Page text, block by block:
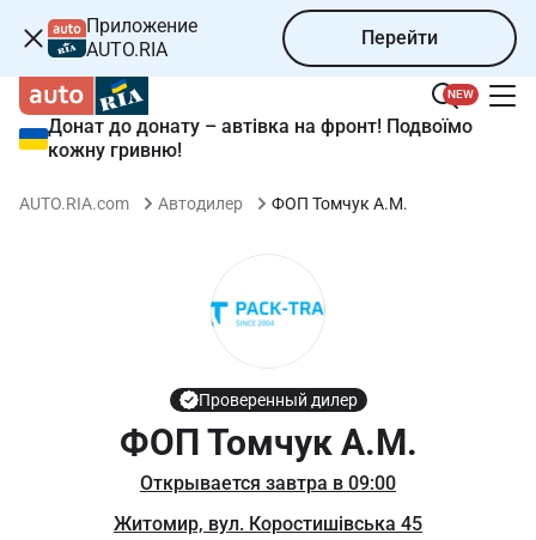
Приложение
AUTO.RIA
Перейти
NEW
Донат до донату – автівка на фронт! Подвоїмо
кожну гривню!
AUTO.RIA.com Автодилер ФОП Томчук А.М.
Проверенный дилер
ФОП Томчук А.М.
Открывается завтра в 09:00
Житомир, вул. Коростишівська 45